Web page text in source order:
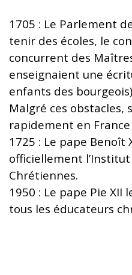
1705 : Le Parlement
tenir des écoles, le
concurrent des
enseignaient une
enfants des
Malgré ces obstacles,
rapidement en
1725 : Le pape Benoît
officiellement l’Institut
Chrétiennes.
1950 : Le pape Pie
tous les éducateurs